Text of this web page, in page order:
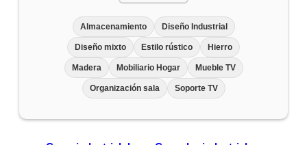
Almacenamiento Diseño Industrial
Diseño mixto Estilo rústico Hierro
Madera Mobiliario Hogar Mueble TV
Organización sala Soporte TV